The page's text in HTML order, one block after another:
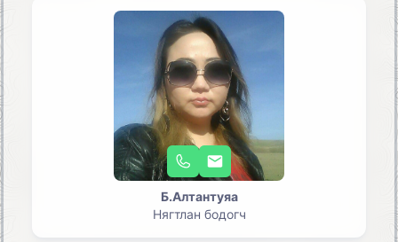
Б.Алтантуяа
Нягтлан бодогч